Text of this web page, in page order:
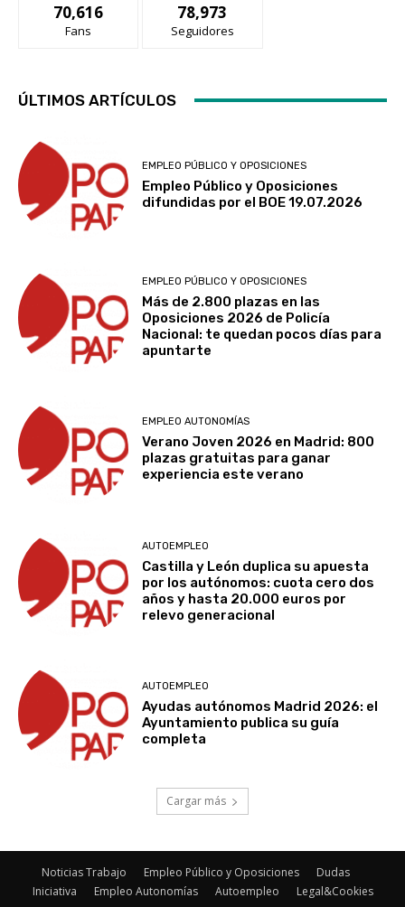
70,616
Fans
78,973
Seguidores
ÚLTIMOS ARTÍCULOS
EMPLEO PÚBLICO Y OPOSICIONES
Empleo Público y Oposiciones
difundidas por el BOE 19.07.2026
EMPLEO PÚBLICO Y OPOSICIONES
Más de 2.800 plazas en las
Oposiciones 2026 de Policía
Nacional: te quedan pocos días para
apuntarte
EMPLEO AUTONOMÍAS
Verano Joven 2026 en Madrid: 800
plazas gratuitas para ganar
experiencia este verano
AUTOEMPLEO
Castilla y León duplica su apuesta
por los autónomos: cuota cero dos
años y hasta 20.000 euros por
relevo generacional
AUTOEMPLEO
Ayudas autónomos Madrid 2026: el
Ayuntamiento publica su guía
completa
Cargar más
Noticias Trabajo Empleo Público y Oposiciones
Dudas
Iniciativa
Empleo Autonomías Autoempleo Legal&Cookies